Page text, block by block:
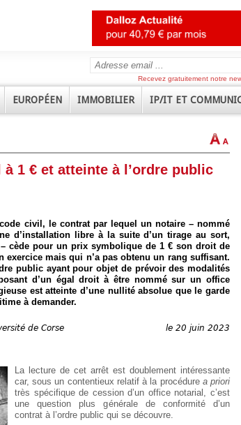
Recevez gratuitement notre
EUROPÉEN IMMOBILIER IP/IT ET
1 € et atteinte à l’ordre public
civil, le contrat par lequel un notaire – nommé
d’installation libre à la suite d’un tirage au sort,
cède pour un prix symbolique de 1 € son droit de
exercice mais qui n’a pas obtenu un rang suffisant.
public ayant pour objet de prévoir des modalités
d’un égal droit à être nommé sur un office
est atteinte d’une nullité absolue que le garde
à demander.
de Corse le 20 juin 2023
La lecture de cet arrêt est doublement intéressante
car, sous un contentieux relatif à la procédure a priori
très spécifique de cession d’un office notarial, c’est
une question plus générale de conformité d’un
contrat à l’ordre public qui se découvre.